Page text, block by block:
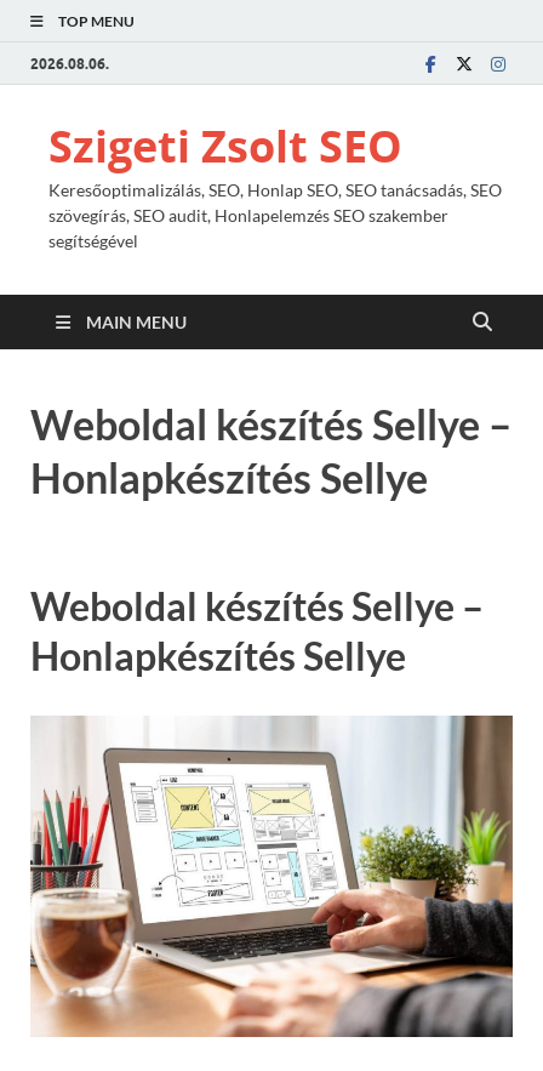
TOP MENU
2026.08.06.
Szigeti Zsolt SEO
Keresőoptimalizálás, SEO, Honlap SEO, SEO tanácsadás, SEO
szövegírás, SEO audit, Honlapelemzés SEO szakember
segítségével
MAIN MENU
Weboldal készítés Sellye –
Honlapkészítés Sellye
Weboldal készítés Sellye –
Honlapkészítés Sellye